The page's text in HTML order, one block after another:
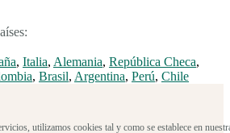
, Italia, Alemania, República Checa,
, Brasil, Argentina, Perú, Chile
utilizamos cookies tal y como se establece en